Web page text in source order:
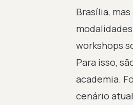
Brasília,
workshops
Para isso,
academia.
cenário